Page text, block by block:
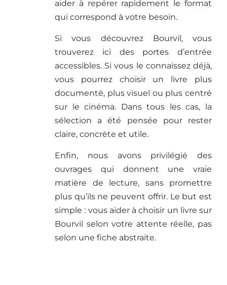
aider à repérer rapidement le format
qui correspond à votre besoin.
Si vous découvrez Bourvil, vous
trouverez ici des portes d’entrée
accessibles. Si vous le connaissez déjà,
vous pourrez choisir un livre plus
documenté, plus visuel ou plus centré
sur le cinéma. Dans tous les cas, la
sélection a été pensée pour rester
claire, concrète et utile.
Enfin, nous avons privilégié des
ouvrages qui donnent une vraie
matière de lecture, sans promettre
plus qu’ils ne peuvent offrir. Le but est
simple : vous aider à choisir un livre sur
Bourvil selon votre attente réelle, pas
selon une fiche abstraite.